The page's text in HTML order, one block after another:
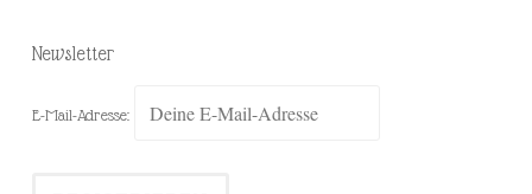
Newsletter
E-Mail-Adresse: